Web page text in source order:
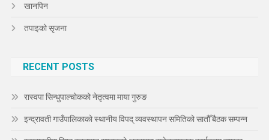
खानपिन
तपाइको सृजना
RECENT POSTS
रास्वपा सिन्धुपाल्चोकको नेतृत्वमा माया गुरुङ
इन्द्रावती गाउँपालिकाको स्थानीय विपद् व्यवस्थापन समितिको सातौँ बैठक सम्पन्न